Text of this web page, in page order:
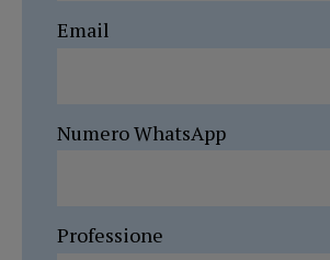
Email
Numero WhatsApp
Professione